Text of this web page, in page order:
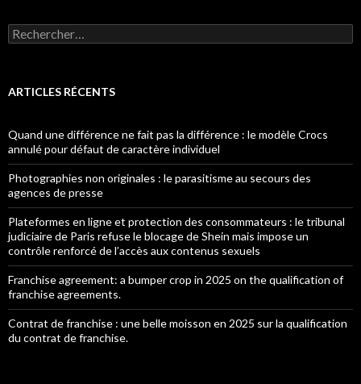
Rechercher :
ARTICLES RÉCENTS
Quand une différence ne fait pas la différence : le modèle Crocs
annulé pour défaut de caractère individuel
Photographies non originales : le parasitisme au secours des
agences de presse
Plateformes en ligne et protection des consommateurs : le tribunal
judiciaire de Paris refuse le blocage de Shein mais impose un
contrôle renforcé de l’accès aux contenus sexuels
Franchise agreement: a bumper crop in 2025 on the qualification of
franchise agreements.
Contrat de franchise : une belle moisson en 2025 sur la qualification
du contrat de franchise.